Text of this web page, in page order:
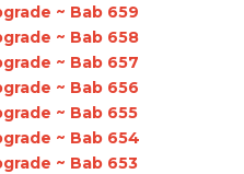
~ Bab 659
~ Bab 658
~ Bab 657
~ Bab 656
~ Bab 655
~ Bab 654
~ Bab 653